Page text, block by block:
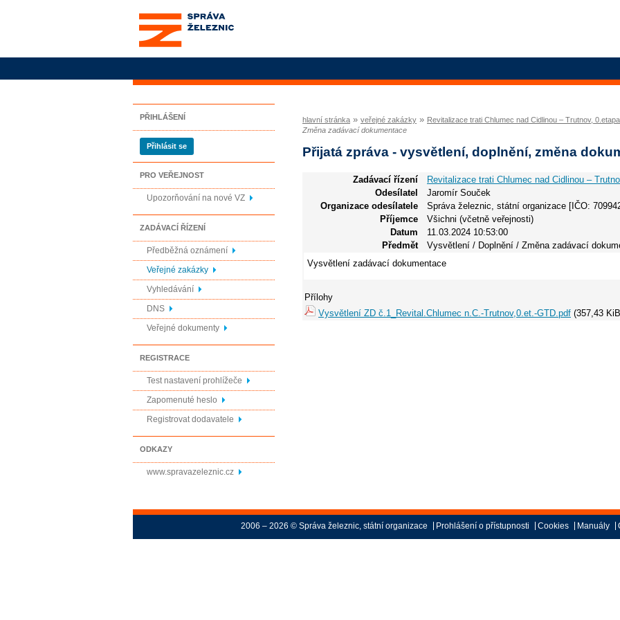
Správa železnic, státní
organizace
PŘIHLÁŠENÍ
Přihlásit se
PRO VEŘEJNOST
Upozorňování na nové VZ
ZADÁVACÍ ŘÍZENÍ
Předběžná oznámení
Veřejné zakázky
Vyhledávání
DNS
Veřejné dokumenty
REGISTRACE
Test nastavení prohlížeče
Zapomenuté heslo
Registrovat dodavatele
ODKAZY
www.spravazeleznic.cz
hlavní stránka » veřejné zakázky » Revitalizace trati Chlumec nad Cidlinou – Trutnov,
Změna zadávací dokumentace
Přijatá zpráva - vysvětlení, doplnění, změna
Zadávací řízení
Revitalizace trati Chlumec nad Cidlinou –
Odesílatel
Jaromír Souček
Organizace odesílatele
Správa železnic, státní organizace [IČO:
Příjemce
Všichni (včetně veřejnosti)
Datum
11.03.2024 10:53:00
Předmět
Vysvětlení / Doplnění / Změna zadávací
Vysvětlení zadávací dokumentace
Přílohy
Vysvětlení ZD č.1_Revital.Chlumec n.C.-Trutnov,0.et.-GTD.pdf (357,43
2006 – 2026 © Správa železnic, státní organizace Prohlášení o přístupnosti Cookies Manuály